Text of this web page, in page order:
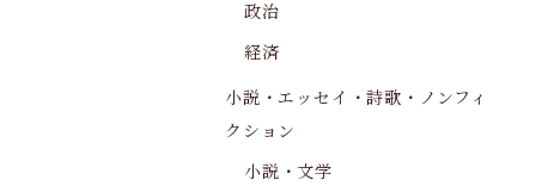
政治
経済
小説・エッセイ・詩歌・ノンフィ
クション
小説・文学